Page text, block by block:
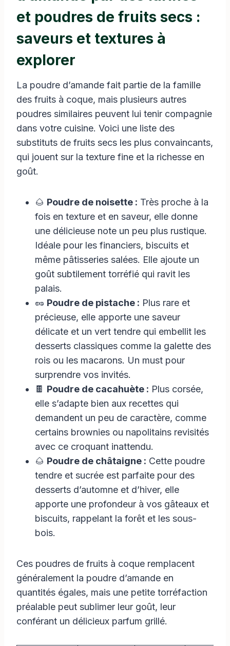
et poudres de fruits secs :
saveurs et textures à
explorer
La poudre d’amande fait partie de la famille
des fruits à coque, mais plusieurs autres
poudres similaires peuvent lui tenir compagnie
dans votre cuisine. Voici une liste des
substituts de fruits secs les plus convaincants,
qui jouent sur la texture fine et la richesse en
goût.
🌰 Poudre de noisette : Très proche à la
fois en texture et en saveur, elle donne
une délicieuse note un peu plus rustique.
Idéale pour les financiers, biscuits et
même pâtisseries salées. Elle ajoute un
goût subtilement torréfié qui ravit les
palais.
🥜 Poudre de pistache : Plus rare et
précieuse, elle apporte une saveur
délicate et un vert tendre qui embellit les
desserts classiques comme la galette des
rois ou les macarons. Un must pour
surprendre vos invités.
🍫 Poudre de cacahuète : Plus corsée,
elle s’adapte bien aux recettes qui
demandent un peu de caractère, comme
certains brownies ou napolitains revisités
avec ce croquant inattendu.
🌰 Poudre de châtaigne : Cette poudre
tendre et sucrée est parfaite pour des
desserts d’automne et d’hiver, elle
apporte une profondeur à vos gâteaux et
biscuits, rappelant la forêt et les sous-
bois.
Ces poudres de fruits à coque remplacent
généralement la poudre d’amande en
quantités égales, mais une petite torréfaction
préalable peut sublimer leur goût, leur
conférant un délicieux parfum grillé.